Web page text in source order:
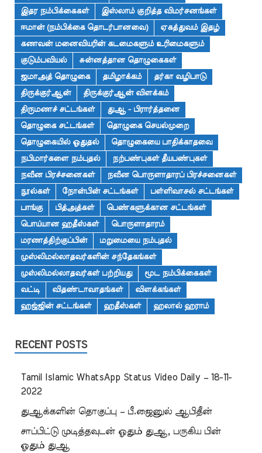
இதர நம்பிக்கைகள்
இஸ்லாம் குறித்த விமர்சனங்கள்
ஈமான் (நம்பிக்கை தொடர்பானவை)
ஏகத்துவம் இதழ்
கணவன் மனைவியரின் கடமைகளும் உரிமைகளும்
குடும்பவியல்
சுன்னத்தான தொழுகைகள்
ஜமாஅத் தொழுகை
தமிழாக்கம்
தர்கா வழிபாடு
திருக்குர்ஆன்
திருக்குர்ஆன் விளக்கம்
திருமணச் சட்டங்கள்
துஆ - பிரார்த்தனை
தொழுகை சட்டங்கள்
தொழுகை செயல்முறை
தொழுகையில் ஓதுதல்
தொழுகையை பாதிக்காதவை
நபிமார்களை நம்புதல்
நற்பண்புகள் தீயபண்புகள்
நவீன பிரச்சனைகள்
நவீன பொருளாதாரப் பிரச்சனைகள்
நூல்கள்
நோன்பின் சட்டங்கள்
பள்ளிவாசல் சட்டங்கள்
பாங்கு
பித்அத்கள்
பெண்களுக்கான சட்டங்கள்
பொய்யான ஹதீஸ்கள்
பொருளாதாரம்
மரணத்திற்குப்பின்
மறுமையை நம்புதல்
முஸ்லிமல்லாதவர்களின் சந்தேகங்கள்
முஸ்லிமல்லாதவர்கள் பற்றியது
மூட நம்பிக்கைகள்
வட்டி
விதண்டாவாதங்கள்
விளக்கங்கள்
ஹஜ்ஜின் சட்டங்கள்
ஹதீஸ்கள் ஹலால் ஹராம்
RECENT POSTS
Tamil Islamic WhatsApp Status Video Daily – 18-11-
2022
துஆக்களின் தொகுப்பு – பீ.ஜைனுல் ஆபிதீன்
சாப்பிட்டு முடித்தவுடன் ஓதும் துஆ, பருகிய பின்
ஓதும் துஆ